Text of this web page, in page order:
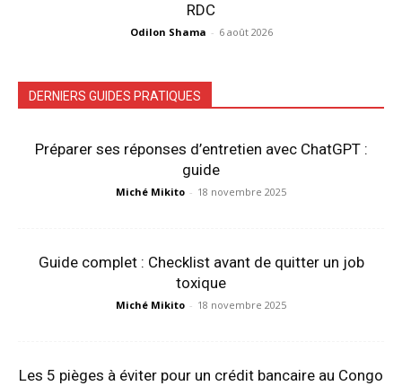
RDC
Odilon Shama - 6 août 2026
DERNIERS GUIDES PRATIQUES
Préparer ses réponses d’entretien avec ChatGPT :
guide
Miché Mikito - 18 novembre 2025
Guide complet : Checklist avant de quitter un job
toxique
Miché Mikito - 18 novembre 2025
Les 5 pièges à éviter pour un crédit bancaire au Congo